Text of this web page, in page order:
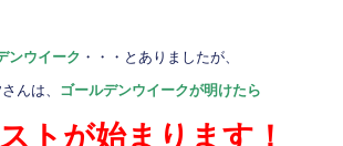
ンウイーク ・・・とありましたが、
んは、 ゴールデンウイークが明けたら
トが始まります！